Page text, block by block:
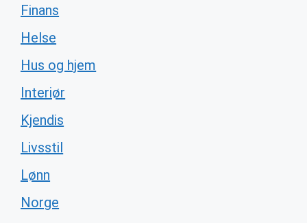
Finans
Helse
Hus og hjem
Interiør
Kjendis
Livsstil
Lønn
Norge